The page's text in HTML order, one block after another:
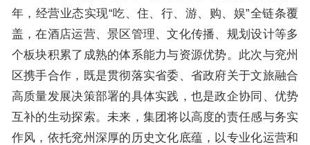
年，经营业态实现“吃、住、行、游、购、娱”全链条覆
盖，在酒店运营、景区管理、文化传播、规划设计等多
个板块积累了成熟的体系能力与资源优势。此次与兖州
区携手合作，既是贯彻落实省委、省政府关于文旅融合
高质量发展决策部署的具体实践，也是政企协同、优势
互补的生动探索。未来，集团将以高度的责任感与务实
作风，依托兖州深厚的历史文化底蕴，以专业化运营和